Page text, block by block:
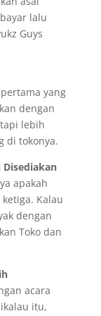
lalu
Guys
yang
dengan
lebih
di tokonya.
Disediakan
apakah
Kalau
dengan
Toko dan
acara
itu,